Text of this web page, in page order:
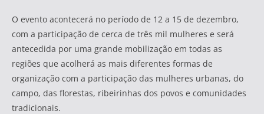
O evento acontecerá no período de 12 a 15 de dezembro,
com a participação de cerca de três mil mulheres e será
antecedida por uma grande mobilização em todas as
regiões que acolherá as mais diferentes formas de
organização com a participação das mulheres urbanas, do
campo, das florestas, ribeirinhas dos povos e comunidades
tradicionais.